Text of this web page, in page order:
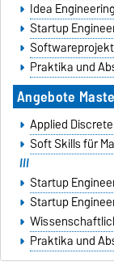
Idea Engineering
Startup
Praktika und
Angebote
Applied
Soft Skills für
III
Startup
Startup
Praktika und